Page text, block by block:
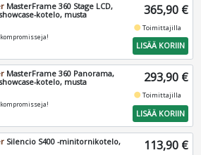
MasterFrame 360 Stage LCD,
kotelo, musta
365,90 €
fiber_manual_recordToimittajilla
LISÄÄ KORIIN
MasterFrame 360 Panorama,
kotelo, musta
293,90 €
fiber_manual_recordToimittajilla
LISÄÄ KORIIN
Silencio S400 -minitornikotelo,
113,90 €